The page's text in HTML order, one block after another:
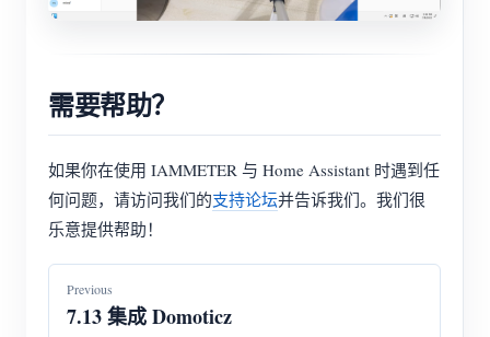
需要帮助？
如果你在使用 IAMMETER 与 Home Assistant 时遇到任
何问题，请访问我们的支持论坛并告诉我们。我们很
乐意提供帮助！
Previous
7.13 集成 Domoticz